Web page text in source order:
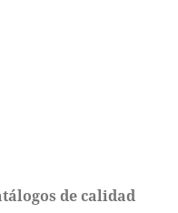
de calidad